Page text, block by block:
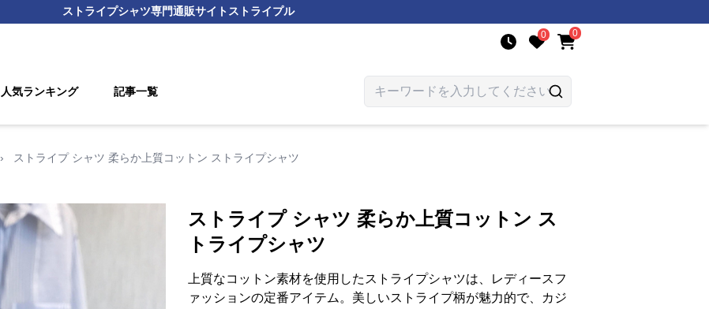
ストライプシャツ専門通販サイト ストライプル
0 0
人気ランキング 記事一覧
› ストライプ シャツ 柔らか上質コットン ストライプシャツ
ストライプ シャツ 柔らか上質コットン ス
トライプシャツ
上質なコットン素材を使用したストライプシャツは、レディースフ
ァッションの定番アイテム。美しいストライプ柄が魅力的で、カジ